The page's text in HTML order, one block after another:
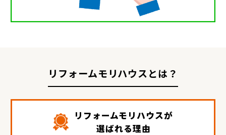
リフォームモリハウスとは？
リフォームモリハウスが
選ばれる理由